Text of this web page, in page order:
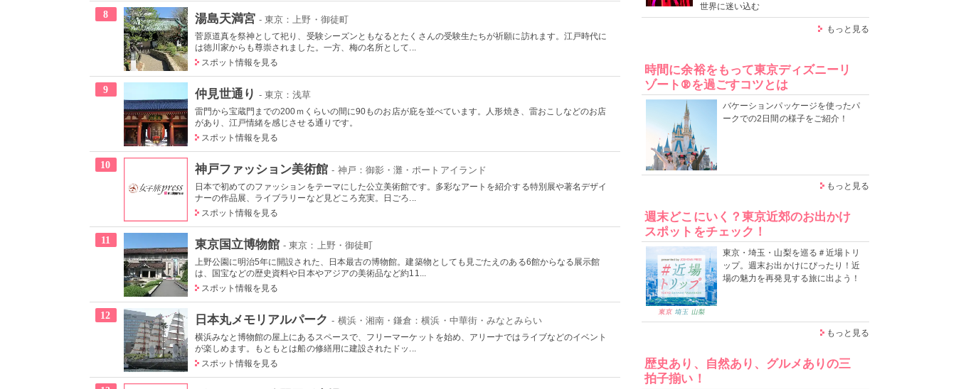
8 湯島天満宮 - 東京：上野・御徒町
菅原道真を祭神として祀り、受験シーズンともなるとたくさんの受験生たちが祈願に訪れます。江戸時代に
は徳川家からも尊崇されました。一方、梅の名所として...
スポット情報を見る
9 仲見世通り - 東京：浅草
雷門から宝蔵門までの200ｍくらいの間に90ものお店が庇を並べています。人形焼き、雷おこしなどのお店
があり、江戸情緒を感じさせる通りです。
スポット情報を見る
10 神戸ファッション美術館 - 神戸：御影・灘・ポートアイランド
日本で初めてのファッションをテーマにした公立美術館です。多彩なアートを紹介する特別展や著名デザイ
ナーの作品展、ライブラリーなど見どころ充実。日ごろ...
スポット情報を見る
11 東京国立博物館 - 東京：上野・御徒町
上野公園に明治5年に開設された、日本最古の博物館。建築物としても見ごたえのある6館からなる展示館
は、国宝などの歴史資料や日本やアジアの美術品など約11...
スポット情報を見る
12 日本丸メモリアルパーク - 横浜・湘南・鎌倉：横浜・中華街・みなとみらい
横浜みなと博物館の屋上にあるスペースで、フリーマーケットを始め、アリーナではライブなどのイベント
が楽しめます。もともとは船の修繕用に建設されたドッ...
スポット情報を見る
世界に迷い込む
もっと見る
時間に余裕をもって東京ディズニーリ
ゾート®を過ごすコツとは
バケーションパッケージを使ったパ
ークでの2日間の様子をご紹介！
もっと見る
週末どこにいく？東京近郊のお出かけ
スポットをチェック！
東京・埼玉・山梨を巡る＃近場トリ
ップ。週末お出かけにぴったり！近
場の魅力を再発見する旅に出よう！
もっと見る
歴史あり、自然あり、グルメありの三
拍子揃い！